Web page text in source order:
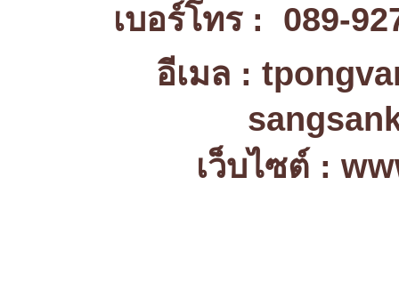
เบอร์โทร : 089-
อีเมล :
เว็บไซต์ :